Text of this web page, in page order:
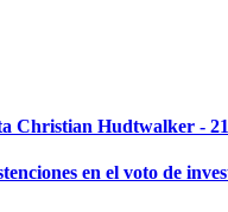
Christian Hudtwalker -
en el voto de